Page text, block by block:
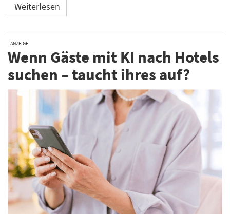
Weiterlesen
ANZEIGE
Wenn Gäste mit KI nach Hotels
suchen – taucht ihres auf?